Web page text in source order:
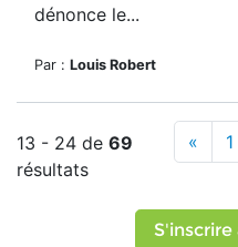
dénonce le...
Par : Louis Robert
13 - 24 de 69
résultats
« 1